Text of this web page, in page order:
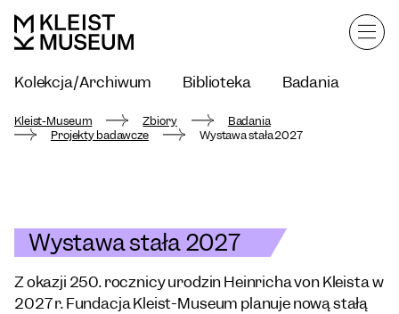
Kolekcja/Archiwum Biblioteka Badania
Kleist-Museum Zbiory
Badania
Projekty badawcze
Wystawa stała 2027
Wystawa stała 2027
Z okazji 250. rocznicy urodzin Heinricha von Kleista w
2027 r. Fundacja Kleist-Museum planuje nową stałą